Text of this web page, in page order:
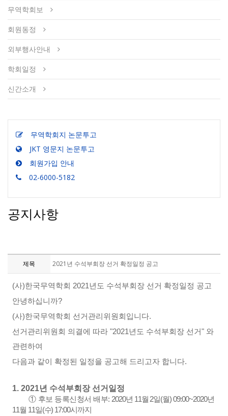
무역학회보
회원동정
외부행사안내
학회일정
신간소개
무역학회지 논문투고
JKT 영문지 논문투고
회원가입 안내
02-6000-5182
공지사항
제목 2021년 수석부회장 선거 확정일정 공고
(사)한국무역학회 2021 년도 수석부회장 선거 확정일정 공고
안녕하십니까?
(사)한국무역학회 선거관리위원회입니다.
선거관리위원회 의결에 따라 "2021 년도 수석부회장 선거" 와
관련하여
다음과 같이 확정된 일정을 공고해 드리고자 합니다.
1. 2021년 수석부회장 선거일정
① 후보 등록신청서 배부: 2020년 11 월 2일(월) 09:00~2020년
11 월 11 일(수) 17:00시까지